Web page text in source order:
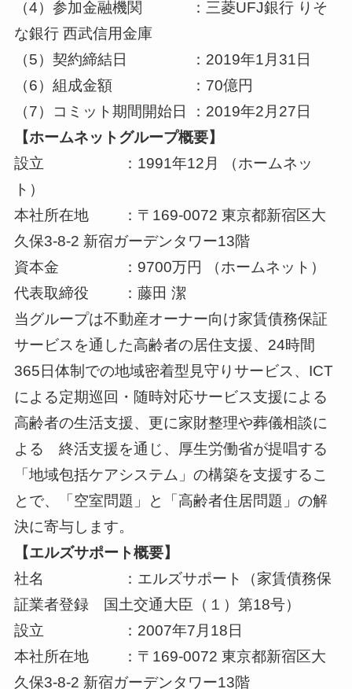
（4）参加金融機関 ：三菱UFJ銀行 りそ
な銀行 西武信用金庫
（5）契約締結日 ：2019年1月31日
（6）組成金額 ：70億円
（7）コミット期間開始日 ：2019年2月27日
【ホームネットグループ概要】
設立 ：1991年12月 （ホームネッ
ト）
本社所在地 ：〒169-0072 東京都新宿区大
久保3-8-2 新宿ガーデンタワー13階
資本金 ：9700万円 （ホームネット）
代表取締役 ：藤田 潔
当グループは不動産オーナー向け家賃債務保証
サービスを通した高齢者の居住支援、24時間
365日体制での地域密着型見守りサービス、ICT
による定期巡回・随時対応サービス支援による
高齢者の生活支援、更に家財整理や葬儀相談に
よる 終活支援を通じ、厚生労働省が提唱する
「地域包括ケアシステム」の構築を支援するこ
とで、「空室問題」と「高齢者住居問題」の解
決に寄与します。
【エルズサポート概要】
社名 ：エルズサポート（家賃債務保
証業者登録 国土交通大臣（１）第18号）
設立 ：2007年7月18日
本社所在地 ：〒169-0072 東京都新宿区大
久保3-8-2 新宿ガーデンタワー13階